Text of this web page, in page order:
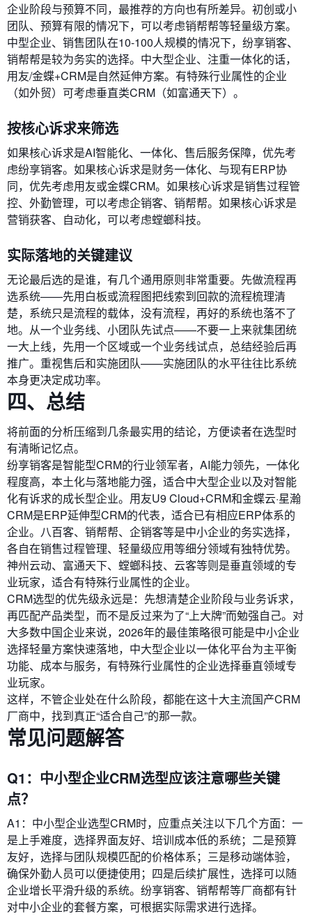
企业阶段与预算不同，最推荐的方向也有所差异。初创或小
团队、预算有限的情况下，可以考虑销帮帮等轻量级方案。
中型企业、销售团队在10-100人规模的情况下，纷享销客、
销帮帮是较为务实的选择。中大型企业、注重一体化的话，
用友/金蝶+CRM是自然延伸方案。有特殊行业属性的企业
（如外贸）可考虑垂直类CRM（如富通天下）。
按核心诉求来筛选
如果核心诉求是AI智能化、一体化、售后服务保障，优先考
虑纷享销客。如果核心诉求是财务一体化、与现有ERP协
同，优先考虑用友或金蝶CRM。如果核心诉求是销售过程管
控、外勤管理，可以考虑企销客、销帮帮。如果核心诉求是
营销获客、自动化，可以考虑螳螂科技。
实际落地的关键建议
无论最后选的是谁，有几个通用原则非常重要。先做流程再
选系统——先用白板或流程图把线索到回款的流程梳理清
楚，系统只是流程的载体，没有流程，再好的系统也落不了
地。从一个业务线、小团队先试点——不要一上来就集团统
一大上线，先用一个区域或一个业务线试点，总结经验后再
推广。重视售后和实施团队——实施团队的水平往往比系统
本身更决定成功率。
四、总结
将前面的分析压缩到几条最实用的结论，方便读者在选型时
有清晰记忆点。
纷享销客是智能型CRM的行业领军者，AI能力领先，一体化
程度高，本土化与落地能力强，适合中大型企业以及对智能
化有诉求的成长型企业。用友U9 Cloud+CRM和金蝶云·星瀚
CRM是ERP延伸型CRM的代表，适合已有相应ERP体系的
企业。八百客、销帮帮、企销客等是中小企业的务实选择，
各自在销售过程管理、轻量级应用等细分领域有独特优势。
神州云动、富通天下、螳螂科技、云客等则是垂直领域的专
业玩家，适合有特殊行业属性的企业。
CRM选型的优先级永远是：先想清楚企业阶段与业务诉求，
再匹配产品类型，而不是反过来为了“上大牌”而勉强自己。对
大多数中国企业来说，2026年的最佳策略很可能是中小企业
选择轻量方案快速落地，中大型企业以一体化平台为主平衡
功能、成本与服务，有特殊行业属性的企业选择垂直领域专
业玩家。
这样，不管企业处在什么阶段，都能在这十大主流国产CRM
厂商中，找到真正“适合自己”的那一款。
常见问题解答
Q1：中小型企业CRM选型应该注意哪些关键
点？
A1：中小型企业选型CRM时，应重点关注以下几个方面：一
是上手难度，选择界面友好、培训成本低的系统；二是预算
友好，选择与团队规模匹配的价格体系；三是移动端体验，
确保外勤人员可以便捷使用；四是后续扩展性，选择可以随
企业增长平滑升级的系统。纷享销客、销帮帮等厂商都有针
对中小企业的套餐方案，可根据实际需求进行选择。